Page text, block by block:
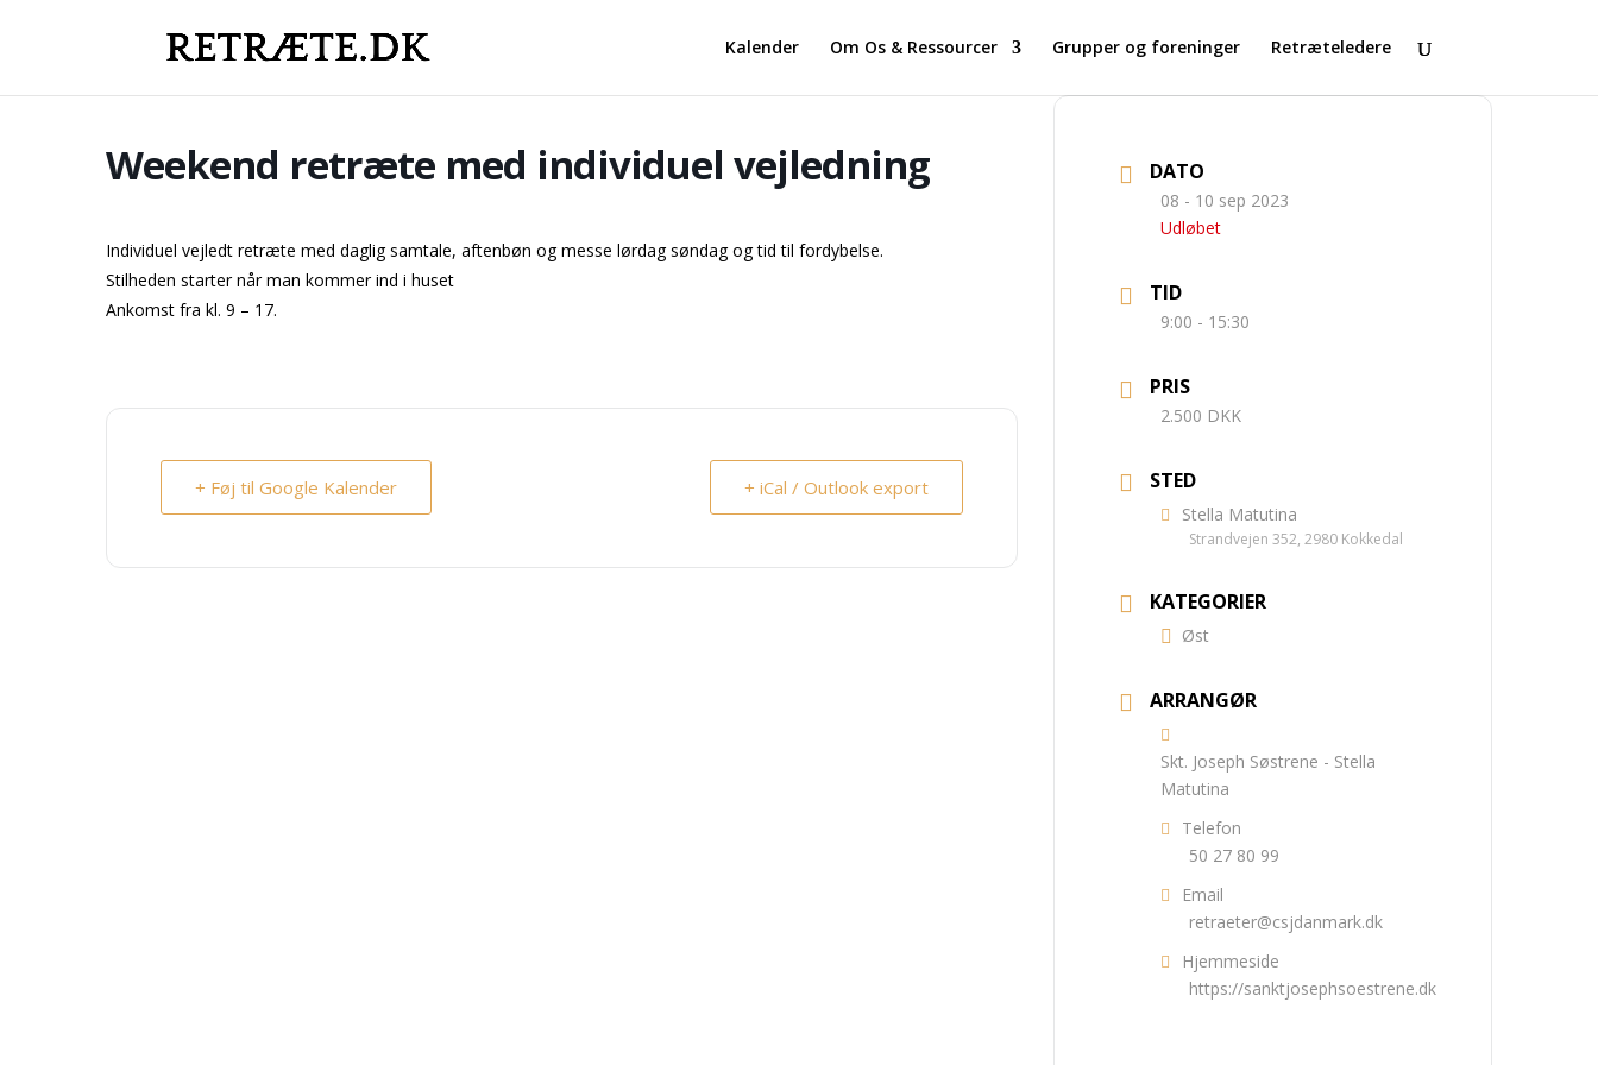
Kalender Om Os & Ressourcer Grupper og foreninger Retræteledere
Weekend retræte med individuel vejledning
Individuel vejledt retræte med daglig samtale, aftenbøn og messe lørdag søndag og tid til fordybelse.
Stilheden starter når man kommer ind i huset
Ankomst fra kl. 9 – 17.
+ Føj til Google Kalender + iCal / Outlook export
DATO
08 - 10 sep 2023
Udløbet
TID
9:00 - 15:30
PRIS
2.500 DKK
STED
Stella Matutina
Strandvejen 352, 2980 Kokkedal
KATEGORIER
Øst
ARRANGØR
Skt. Joseph Søstrene - Stella
Matutina
Telefon
50 27 80 99
Email
retraeter@csjdanmark.dk
Hjemmeside
https://sanktjosephsoestrene.dk